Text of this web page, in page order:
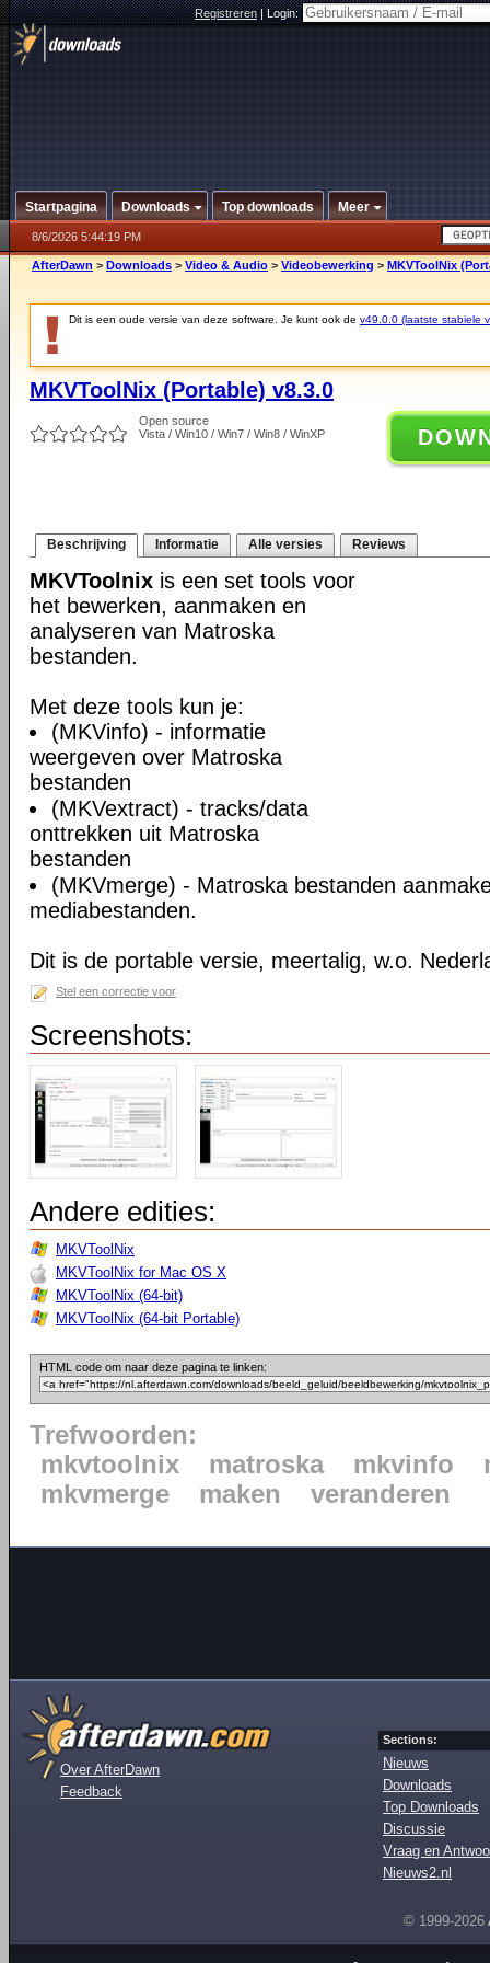
Registreren|Login:
Startpagina Downloads Top downloads Meer
8/6/2026 5:44:19 PM
AfterDawn > Downloads > Video & Audio > Videobewerking > MKVToolNix
Dit is een oude versie van deze software. Je kunt ook de v49.0.0 (laatste stabiele
MKVToolNix (Portable) v8.3.0
Open source
Vista / Win10 / Win7 / Win8 / WinXP
Beschrijving Informatie Alle versies Reviews
MKVToolnix is een set tools voor
het bewerken, aanmaken en
analyseren van Matroska
bestanden.
Met deze tools kun je:
(MKVinfo) - informatie
weergeven over Matroska
bestanden
(MKVextract) - tracks/data
onttrekken uit Matroska
bestanden
(MKVmerge) - Matroska bestanden
mediabestanden.
Dit is de portable versie, meertalig, w.o.
Stel een correctie voor
Screenshots:
Andere edities:
MKVToolNix
MKVToolNix for Mac OS X
MKVToolNix (64-bit)
MKVToolNix (64-bit Portable)
HTML code om naar deze pagina te linken:
Trefwoorden:
mkvtoolnix
matroska mkvinfo
mkvmerge
maken veranderen
Over AfterDawn
Feedback
Sections:
Nieuws
Downloads
Top Downloads
Discussie
Vraag en
Nieuws2.nl
© 1999-2026